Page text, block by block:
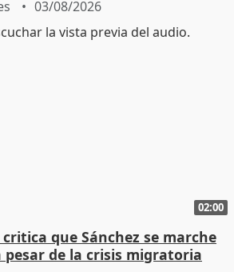
03/08/2026
02:00
que Sánchez se marche
pesar de la crisis migratoria